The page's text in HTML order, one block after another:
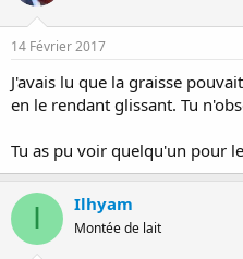
14 Février 2017
J'avais lu que la graisse
en le rendant glissant. Tu
Tu as pu voir quelqu'un pour
I Ilhyam
Montée de lait